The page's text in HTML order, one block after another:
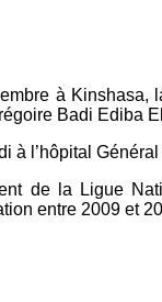
à
Badi Ediba
à l’hôpital
de la Ligue
entre 2009 et